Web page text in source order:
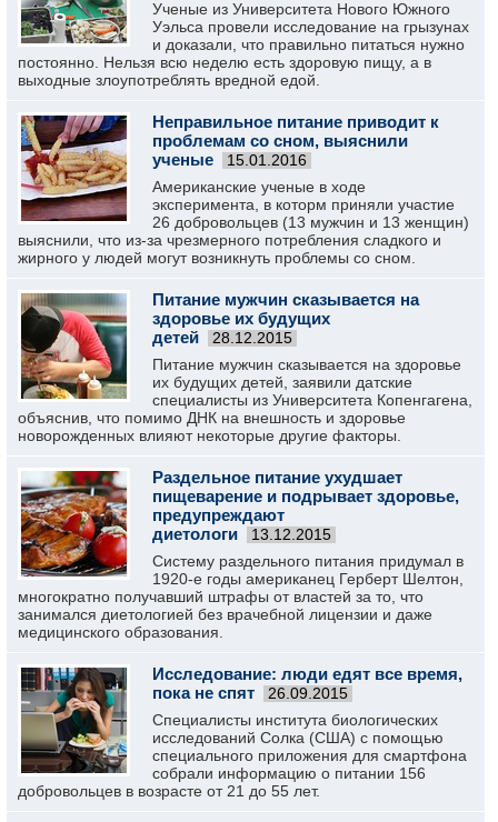
Ученые из Университета Нового Южного
Уэльса провели исследование на грызунах
и доказали, что правильно питаться нужно
постоянно. Нельзя всю неделю есть здоровую пищу, а в
выходные злоупотреблять вредной едой.
Неправильное питание приводит к
проблемам со сном, выяснили
ученые
15.01.2016
Американские ученые в ходе
эксперимента, в которм приняли участие
26 добровольцев (13 мужчин и 13 женщин)
выяснили, что из-за чрезмерного потребления сладкого и
жирного у людей могут возникнуть проблемы со сном.
Питание мужчин сказывается на
здоровье их будущих
детей
28.12.2015
Питание мужчин сказывается на здоровье
их будущих детей, заявили датские
специалисты из Университета Копенгагена,
объяснив, что помимо ДНК на внешность и здоровье
новорожденных влияют некоторые другие факторы.
Раздельное питание ухудшает
пищеварение и подрывает здоровье,
предупреждают
диетологи
13.12.2015
Систему раздельного питания придумал в
1920-е годы американец Герберт Шелтон,
многократно получавший штрафы от властей за то, что
занимался диетологией без врачебной лицензии и даже
медицинского образования.
Исследование: люди едят все время,
пока не спят
26.09.2015
Специалисты института биологических
исследований Солка (США) с помощью
специального приложения для смартфона
собрали информацию о питании 156
добровольцев в возрасте от 21 до 55 лет.